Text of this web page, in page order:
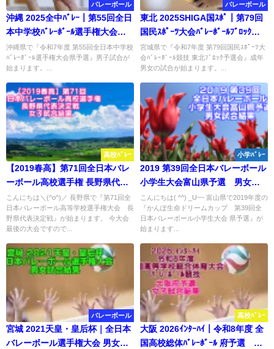
バレーボール
沖縄 2025全中ﾊﾞﾚｰ｜第55回全日
本中学校ﾊﾞﾚｰﾎﾞｰﾙ選手権大会県
予選 男子結果
沖縄県で『令和7年度 第55回全日本中学校
ﾊﾞﾚｰﾎﾞｰﾙ選手権大会県予選』男子試合が
始まります。...
バレーボール
東北 2025SHIGA国ｽﾎﾟ｜第79回
国民ｽﾎﾟｰﾂ大会ﾊﾞﾚｰﾎﾞｰﾙﾌﾞﾛｯｸ予
選 成年男女結果
宮城県で『令和7年度 第79回国民ｽﾎﾟｰﾂ大
会ﾊﾞﾚｰﾎﾞｰﾙ競技 東北ﾌﾞﾛｯｸ予選会』成年
男女の試合が始まります。...
高校ﾊﾞﾚｰ
【2019春高】第71回全日本バレ
ーボール高校選手権 長野県代表
決定戦 女子試合結果
こんにちは＼(^o^)／ 長野県で『第71回全
日本バレーボール高等学校選手権大会 長
野県代表決定戦』が始まります。 今大会
最後の大会ですので...
小学ﾊﾞﾚｰ
2019 第39回全日本バレーボール
小学生大会富山県予選 男女試
合結果
こんにちは( ^^) _U~~ 富山県で2019年度の
『かんぽ生命ドリームカップ 第39回全
日本バレーボール小学生大会 県予選』が
始まります...
バレーボール
宮城 2021天皇・皇后杯｜全日本
バレーボール選手権大会 男女試
高校ﾊﾞﾚｰ
大阪 2026ｲﾝﾀｰﾊｲ｜令和8年度 全
国高校総体ﾊﾞﾚｰﾎﾞｰﾙ 府予選 女